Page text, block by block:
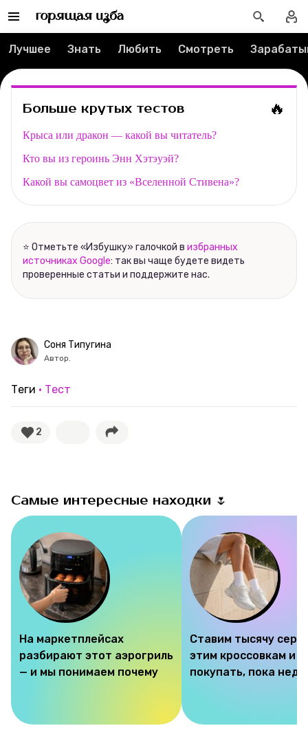
Редакция
Реклама
Спецпроекты
Контакты
О компании
Новости
Тесты
Великие женщины
Тренды
Рецепты
Ваши истории
Соцсети
Лучшее Знать Любить Смотреть
Больше крутых тестов 🔥
Крыса или дракон — какой вы читатель?
Кто вы из героинь Энн Хэтэуэй?
Какой вы самоцвет из «Вселенной Стивена»?
⭐ Отметьте «Избушку» галочкой в избранных
источниках Google: так вы чаще будете видеть
проверенные статьи и поддержите нас.
Соня Типугина
Автор.
Теги Тест
2
Самые интересные находки 🌷
На маркетплейсах
разбирают этот аэрогриль
— и мы понимаем почему
Ставим тысячу
этим кроссовкам и
покупать, пока